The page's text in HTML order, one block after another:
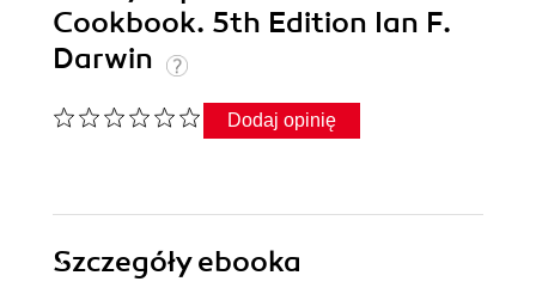
Cookbook. 5th Edition Ian F.
Darwin
Dodaj opinię
Szczegółyebooka